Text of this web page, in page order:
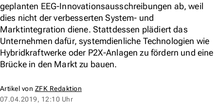
geplanten EEG-Innovationsausschreibungen ab, weil
dies nicht der verbesserten System- und
Marktintegration diene. Stattdessen plädiert das
Unternehmen dafür, systemdienliche Technologien wie
Hybridkraftwerke oder P2X-Anlagen zu fördern und eine
Brücke in den Markt zu bauen.
Artikel von ZFK Redaktion
07.04.2019, 12:10 Uhr